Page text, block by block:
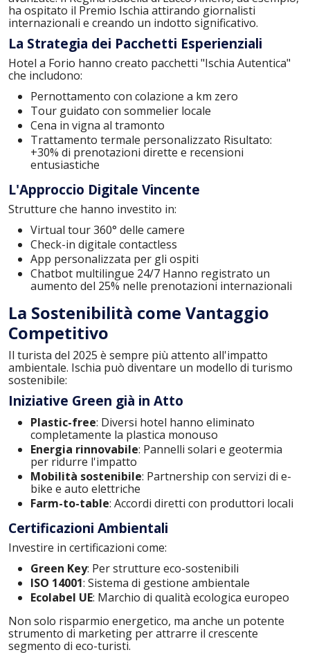
ha ospitato il Premio Ischia attirando giornalisti
internazionali e creando un indotto significativo.
La Strategia dei Pacchetti Esperienziali
Hotel a Forio hanno creato pacchetti "Ischia Autentica"
che includono:
Pernottamento con colazione a km zero
Tour guidato con sommelier locale
Cena in vigna al tramonto
Trattamento termale personalizzato Risultato:
+30% di prenotazioni dirette e recensioni
entusiastiche
L'Approccio Digitale Vincente
Strutture che hanno investito in:
Virtual tour 360° delle camere
Check-in digitale contactless
App personalizzata per gli ospiti
Chatbot multilingue 24/7 Hanno registrato un
aumento del 25% nelle prenotazioni internazionali
La Sostenibilità come Vantaggio
Competitivo
Il turista del 2025 è sempre più attento all'impatto
ambientale. Ischia può diventare un modello di turismo
sostenibile:
Iniziative Green già in Atto
Plastic-free: Diversi hotel hanno eliminato
completamente la plastica monouso
Energia rinnovabile: Pannelli solari e geotermia
per ridurre l'impatto
Mobilità sostenibile: Partnership con servizi di e-
bike e auto elettriche
Farm-to-table: Accordi diretti con produttori locali
Certificazioni Ambientali
Investire in certificazioni come:
Green Key: Per strutture eco-sostenibili
ISO 14001: Sistema di gestione ambientale
Ecolabel UE: Marchio di qualità ecologica europeo
Non solo risparmio energetico, ma anche un potente
strumento di marketing per attrarre il crescente
segmento di eco-turisti.